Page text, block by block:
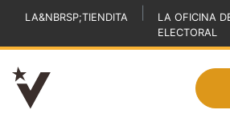
LA&NBRSP;TIENDITA
LA OFICINA
ELECTORAL